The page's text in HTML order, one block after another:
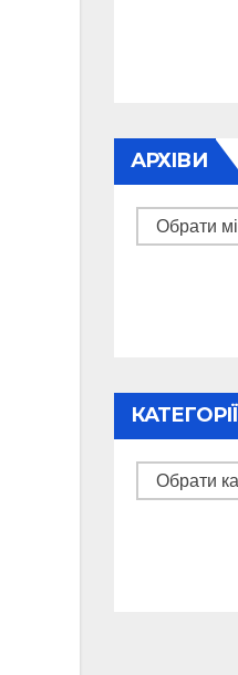
АРХІВИ
Архіви
КАТЕГОРІЇ
Категорії